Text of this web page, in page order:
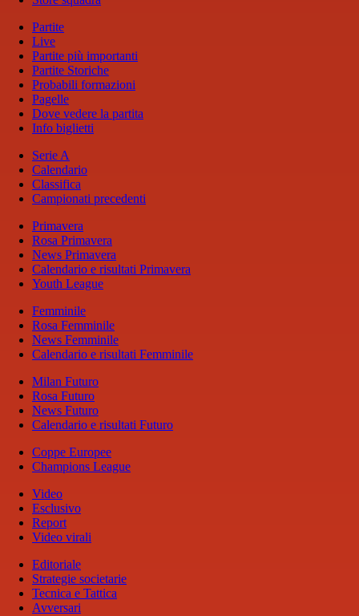
Partite
Live
Partite più importanti
Partite Storiche
Probabili formazioni
Pagelle
Dove vedere la partita
Info biglietti
Serie A
Calendario
Classifica
Campionati precedenti
Primavera
Rosa Primavera
News Primavera
Calendario e risultati Primavera
Youth League
Femminile
Rosa Femminile
News Femminile
Calendario e risultati Femminile
Milan Futuro
Rosa Futuro
News Futuro
Calendario e risultati Futuro
Coppe Europee
Champions League
Video
Esclusivo
Report
Video virali
Editoriale
Strategie societarie
Tecnica e Tattica
Avversari